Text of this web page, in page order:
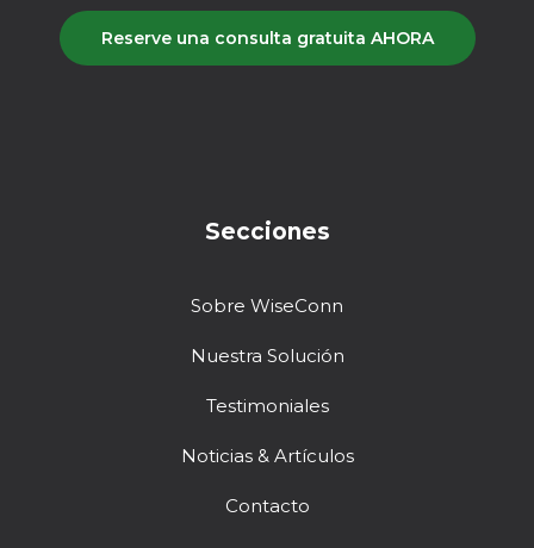
Reserve una consulta gratuita AHORA
Secciones
Sobre WiseConn
Nuestra Solución
Testimoniales
Noticias & Artículos
Contacto